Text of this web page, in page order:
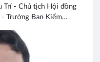
Trí - Chủ tịch Hội đồng
Trưởng Ban Kiểm...